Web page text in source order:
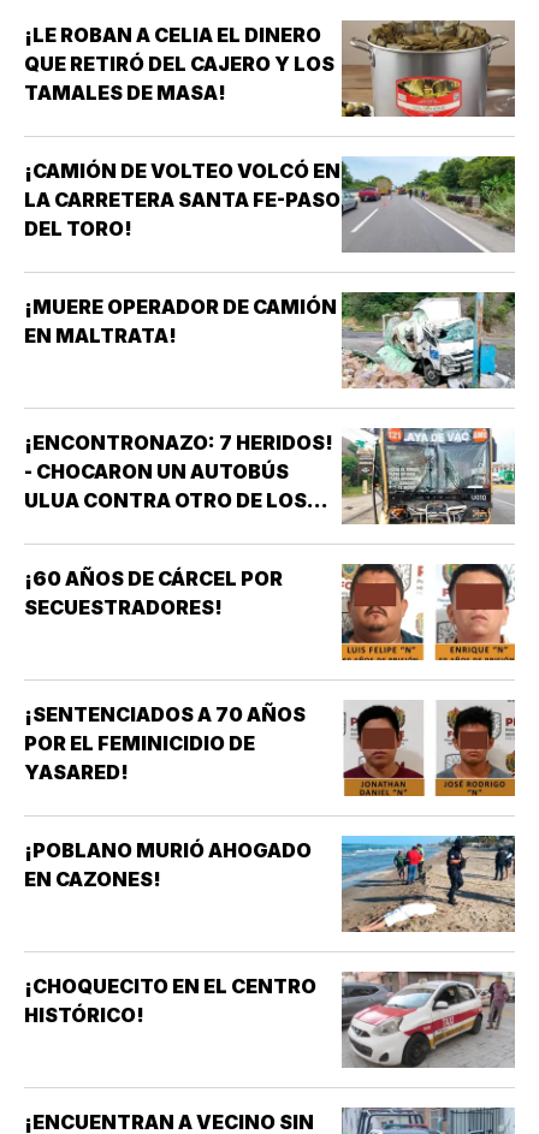
¡LE ROBAN A CELIA EL DINERO
QUE RETIRÓ DEL CAJERO Y LOS
TAMALES DE MASA!
¡CAMIÓN DE VOLTEO VOLCÓ EN
LA CARRETERA SANTA FE-PASO
DEL TORO!
¡MUERE OPERADOR DE CAMIÓN
EN MALTRATA!
¡ENCONTRONAZO: 7 HERIDOS!
- CHOCARON UN AUTOBÚS
ULUA CONTRA OTRO DE LOS
¡60 AÑOS DE CÁRCEL POR
SECUESTRADORES!
¡SENTENCIADOS A 70 AÑOS
POR EL FEMINICIDIO DE
YASARED!
¡POBLANO MURIÓ AHOGADO
EN CAZONES!
¡CHOQUECITO EN EL CENTRO
HISTÓRICO!
¡ENCUENTRAN A VECINO SIN